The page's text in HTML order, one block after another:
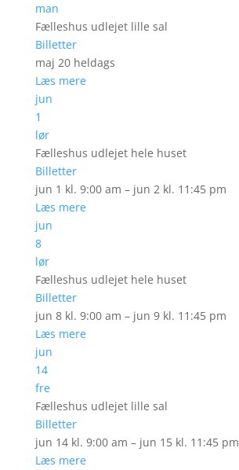
man
Fælleshus udlejet lille sal
Billetter
maj 20 heldags
Læs mere
jun
1
lør
Fælleshus udlejet hele huset
Billetter
jun 1 kl. 9:00 am – jun 2 kl. 11:45 pm
Læs mere
jun
8
lør
Fælleshus udlejet hele huset
Billetter
jun 8 kl. 9:00 am – jun 9 kl. 11:45 pm
Læs mere
jun
14
fre
Fælleshus udlejet lille sal
Billetter
jun 14 kl. 9:00 am – jun 15 kl. 11:45 pm
Læs mere